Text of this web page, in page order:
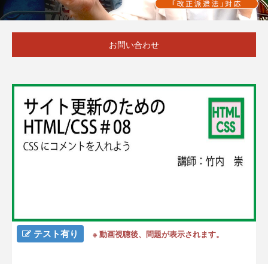
お問い合わせ
テスト有り ※ 動画視聴後、問題が表示されます。